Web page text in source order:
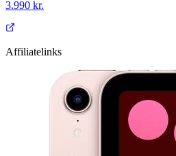
3.990 kr.
Affiliatelinks